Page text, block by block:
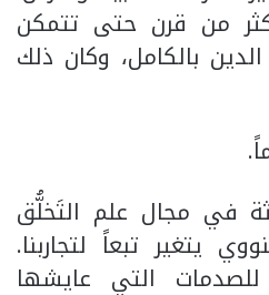
من قرن حتى تتمكن
بالكامل، وكان ذلك
في مجال علم التَخلُّق
يتغير تبعاً لتجاربنا.
التي عايشها